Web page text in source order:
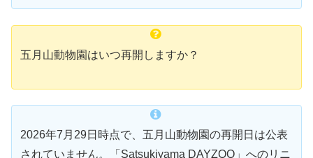
五月山動物園はいつ再開しますか？
2026年7月29日時点で、五月山動物園の再開日は公表
されていません。「Satsukiyama DAYZOO」へのリニ